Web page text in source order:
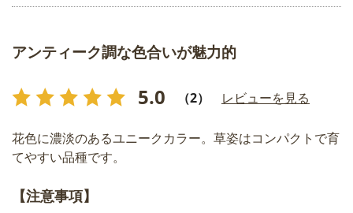
アンティーク調な色合いが魅力的
5.0 （2） レビューを見る
花色に濃淡のあるユニークカラー。草姿はコンパクトで育
てやすい品種です。
【注意事項】